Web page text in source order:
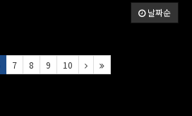
날짜순
7 8 9 10